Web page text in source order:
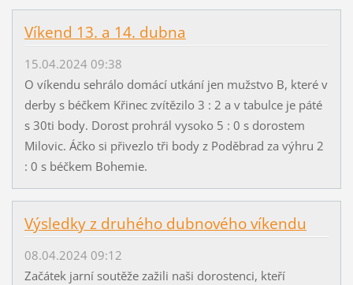
Víkend 13. a 14. dubna
15.04.2024 09:38
O víkendu sehrálo domácí utkání jen mužstvo B, které v
derby s béčkem Křinec zvítězilo 3 : 2 a v tabulce je páté
s 30ti body. Dorost prohrál vysoko 5 : 0 s dorostem
Milovic. Áčko si přivezlo tři body z Poděbrad za výhru 2
: 0 s béčkem Bohemie.
Výsledky z druhého dubnového víkendu
08.04.2024 09:12
Začátek jarní soutěže zažili naši dorostenci, kteří